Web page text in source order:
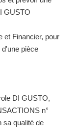
GUSTO
et Financier, pour
d'une pièce
DI GUSTO,
n°
sa qualité de